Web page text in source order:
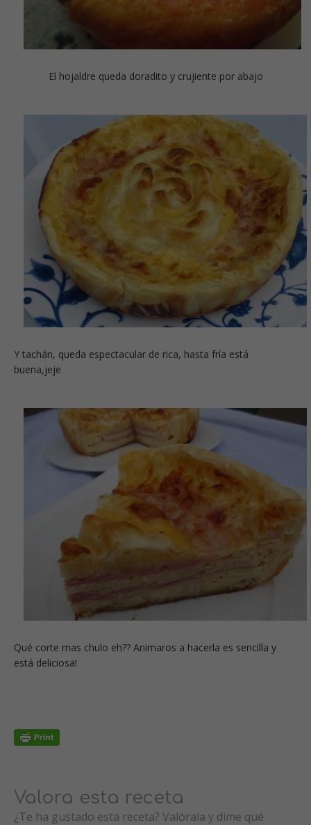
El hojaldre queda doradito y crujiente por abajo
Y tachán, queda espectacular de rica, hasta fría está
buena,jeje
Qué corte mas chulo eh?? Animaros a hacerla es sencilla y
está deliciosa!
Valora esta receta
¿Te ha gustado esta receta? Valórala y dime qué